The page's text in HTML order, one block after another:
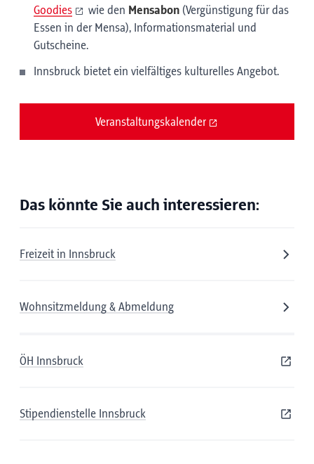
Goodies
wie den Mensabon (Vergünstigung für das
Essen in der Mensa), Informationsmaterial und
Gutscheine.
Innsbruck bietet ein vielfältiges kulturelles Angebot.
Veranstaltungskalender
Das könnte Sie auch interessieren:
Freizeit in Innsbruck
Wohnsitzmeldung & Abmeldung
ÖH Innsbruck
Stipendienstelle Innsbruck